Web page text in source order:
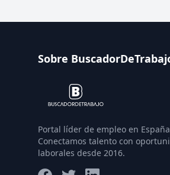
Sobre
Portal líder de empleo en
Conectamos talento con
laborales desde 2016.